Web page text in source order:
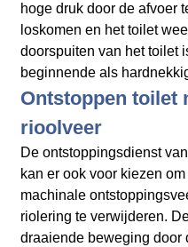
hoge druk door de afvoer
loskomen en het toilet
doorspuiten van het toilet
beginnende als
Ontstoppen toilet
rioolveer
De ontstoppingsdienst
kan er ook voor kiezen
machinale
riolering te verwijderen.
draaiende beweging door